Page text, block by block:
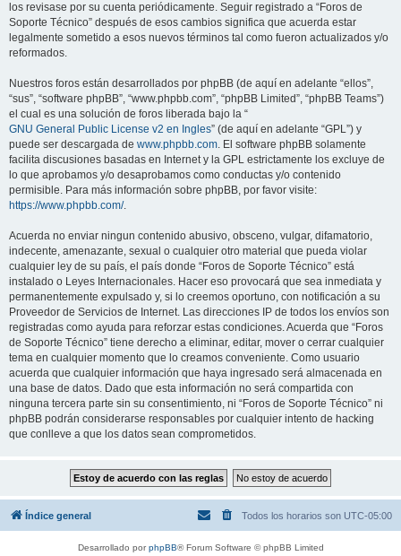
los revisase por su cuenta periódicamente. Seguir registrado a “Foros de
Soporte Técnico” después de esos cambios significa que acuerda estar
legalmente sometido a esos nuevos términos tal como fueron actualizados y/o
reformados.
Nuestros foros están desarrollados por phpBB (de aquí en adelante “ellos”,
“sus”, “software phpBB”, “www.phpbb.com”, “phpBB Limited”, “phpBB Teams”)
el cual es una solución de foros liberada bajo la “
GNU General Public License v2 en Ingles” (de aquí en adelante “GPL”) y
puede ser descargada de www.phpbb.com. El software phpBB solamente
facilita discusiones basadas en Internet y la GPL estrictamente los excluye de
lo que aprobamos y/o desaprobamos como conductas y/o contenido
permisible. Para más información sobre phpBB, por favor visite:
https://www.phpbb.com/.
Acuerda no enviar ningun contenido abusivo, obsceno, vulgar, difamatorio,
indecente, amenazante, sexual o cualquier otro material que pueda violar
cualquier ley de su país, el país donde “Foros de Soporte Técnico” está
instalado o Leyes Internacionales. Hacer eso provocará que sea inmediata y
permanentemente expulsado y, si lo creemos oportuno, con notificación a su
Proveedor de Servicios de Internet. Las direcciones IP de todos los envíos son
registradas como ayuda para reforzar estas condiciones. Acuerda que “Foros
de Soporte Técnico” tiene derecho a eliminar, editar, mover o cerrar cualquier
tema en cualquier momento que lo creamos conveniente. Como usuario
acuerda que cualquier información que haya ingresado será almacenada en
una base de datos. Dado que esta información no será compartida con
ninguna tercera parte sin su consentimiento, ni “Foros de Soporte Técnico” ni
phpBB podrán considerarse responsables por cualquier intento de hacking
que conlleve a que los datos sean comprometidos.
Índice general Todos los horarios son UTC-05:00
Desarrollado porphpBB® Forum Software © phpBB Limited